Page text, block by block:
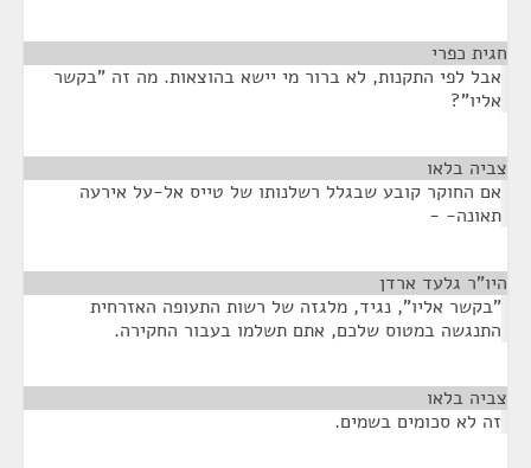
חגית כפרי
אבל לפי התקנות, לא ברור מי יישא בהוצאות. מה זה "בקשר
אליו"?
צביה בלאו
אם החוקר קובע שבגלל רשלנותו של טייס אל-על אירעה
תאונה- -
היו"ר גלעד ארדן
"בקשר אליו", נגיד, מלגזה של רשות התעופה האזרחית
התנגשה במטוס שלכם, אתם תשלמו בעבור החקירה.
צביה בלאו
זה לא סכומים בשמים.